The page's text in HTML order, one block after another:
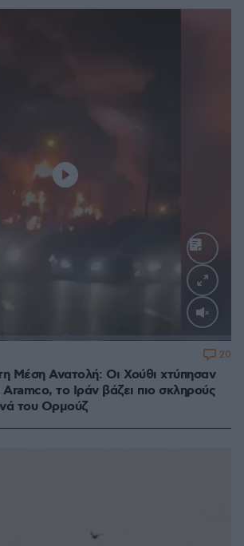
Μέση Ανατολή: Οι Χούθι χτύπησαν
το Ιράν βάζει πιο σκληρούς
του Ορμούζ
20